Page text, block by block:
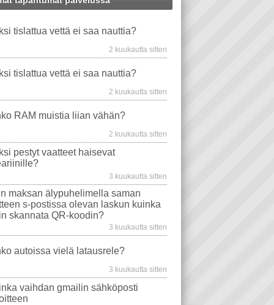
PLAYER
TIETOKONEET
PROSESSORIT WINDOWS VISTA
NÄYTÖT WINDOWS 10
WLAN
AJURIT VIRUSTORJUNTA
YOUTUBE
VIDEON TOISTO SAMSUNG
tislattua vettä ei saa nauttia?
2 kuukautta sitten
tislattua vettä ei saa nauttia?
2 kuukautta sitten
RAM muistia liian vähän?
2 kuukautta sitten
pestyt vaatteet haisevat
3 kuukautta sitten
maksan älypuhelimella saman
s-postissa olevan laskun kuinka
skannata QR-koodin?
3 kuukautta sitten
autoissa vielä latausrele?
3 kuukautta sitten
vaihdan gmailin sähköposti